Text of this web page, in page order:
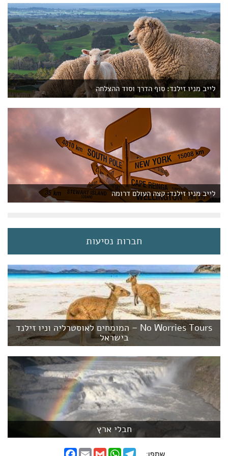
לייב מניו זילנד: סוף הדרך וסוד ההצלחה
לייב מניו זילנד: קצה העולם דרומה
חברות נסיעות
No Worries Tours – המומחים לאוסטרליה וניו זילנד
בישראל
חבלי ארץ
שתפו:
F
E
G
W
T